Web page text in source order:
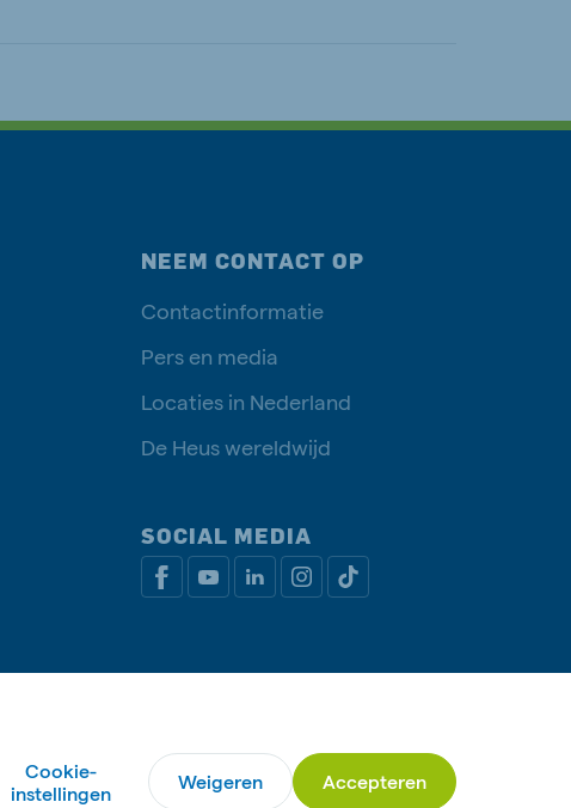
Cookie-
instellingen
Weigeren Accepteren
NEEM CONTACT OP
Contactinformatie
Pers en media
Locaties in Nederland
De Heus wereldwijd
SOCIAL MEDIA
© De Heus Voeders